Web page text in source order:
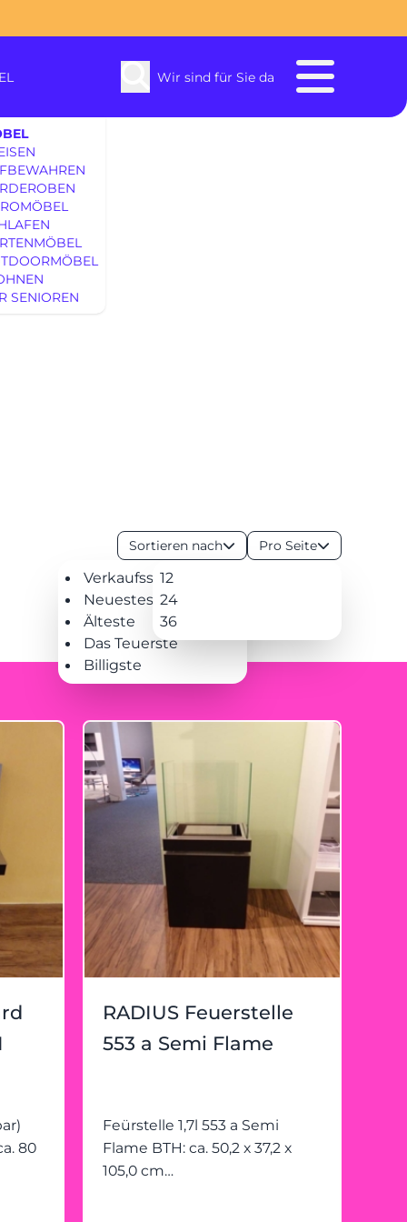
SENIOREN
Wir sind für Sie da
Sortieren nach
Verkaufsschlager
Neuestes
Älteste
Das Teuerste
Billigste
Pro Seite
12
24
36
RADIUS Feuerstelle
553 a Semi Flame
Feürstelle 1,7l 553 a Semi
Flame BTH: ca. 50,2 x 37,2 x
105,0 cm